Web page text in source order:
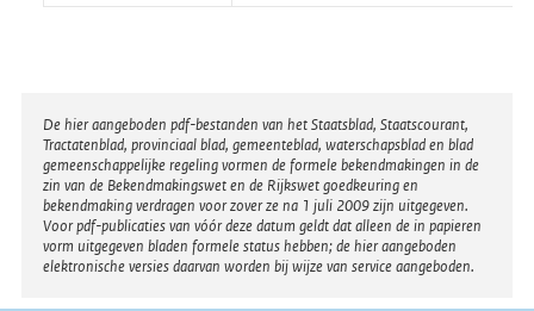
Disclaimer
De hier aangeboden pdf-bestanden van het Staatsblad, Staatscourant,
Tractatenblad, provinciaal blad, gemeenteblad, waterschapsblad en blad
gemeenschappelijke regeling vormen de formele bekendmakingen in de
zin van de Bekendmakingswet en de Rijkswet goedkeuring en
bekendmaking verdragen voor zover ze na 1 juli 2009 zijn uitgegeven.
Voor pdf-publicaties van vóór deze datum geldt dat alleen de in papieren
vorm uitgegeven bladen formele status hebben; de hier aangeboden
elektronische versies daarvan worden bij wijze van service aangeboden.